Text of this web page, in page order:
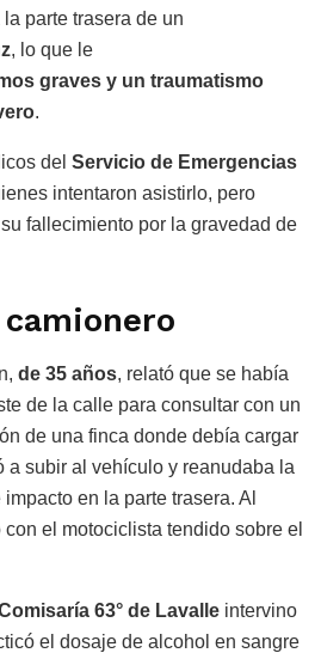
parte trasera de un
, lo que le
graves y un traumatismo
.
del Servicio de Emergencias
intentaron asistirlo, pero
fallecimiento por la gravedad de
de 35 años, relató que se había
de la calle para consultar con un
de una finca donde debía cargar
a subir al vehículo y reanudaba la
en la parte trasera. Al
el motociclista tendido sobre el
63° de Lavalle intervino
el dosaje de alcohol en sangre